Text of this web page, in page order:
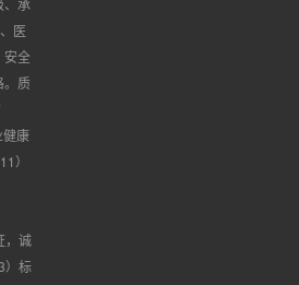
、承
医
安全
。质
康
）
，诚
）标